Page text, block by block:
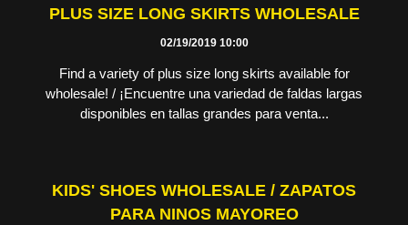
PLUS SIZE LONG SKIRTS WHOLESALE
02/19/2019 10:00
Find a variety of plus size long skirts available for
wholesale! / ¡Encuentre una variedad de faldas largas
disponibles en tallas grandes para venta...
KIDS' SHOES WHOLESALE / ZAPATOS
PARA NINOS MAYOREO